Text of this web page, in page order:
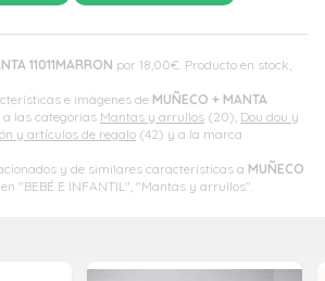
11011MARRON por 18,00€ . Producto en stock,
e imágenes de MUÑECO + MANTA
a las categorías Mantas y arrullos (20), Dou dou y
y artículos de regalo (42) y a la marca
y de similares características a MUÑECO
en "BEBÉ E INFANTIL", "Mantas y arrullos".